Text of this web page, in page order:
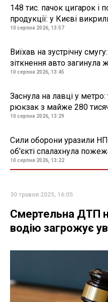
148 тис. пачок цигарок і
продукції: у Києві
10 серпня 2026, 13:57
Виїхав на зустрічну
зіткнення авто загинула
10 серпня 2026, 13:45
Заснула на лавці у
рюкзак з майже 280
10 серпня 2026, 13:29
Сили оборони уразили
об'єкті спалахнула
10 серпня 2026, 13:22
30 травня 2025, 16:05
Смертельна ДТП
водію загрожує